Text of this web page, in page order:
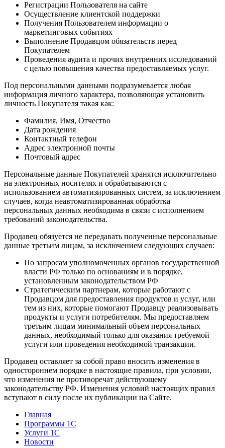
Регистрации Пользователя на сайте
Осуществление клиентской поддержки
Получения Пользователем информации о
маркетинговых событиях
Выполнение Продавцом обязательств перед
Покупателем
Проведения аудита и прочих внутренних исследований
с целью повышения качества предоставляемых услуг.
Под персональными данными подразумевается любая
информация личного характера, позволяющая установить
личность Покупателя такая как:
Фамилия, Имя, Отчество
Дата рождения
Контактный телефон
Адрес электронной почты
Почтовый адрес
Персональные данные Покупателей хранятся исключительно
на электронных носителях и обрабатываются с
использованием автоматизированных систем, за исключением
случаев, когда неавтоматизированная обработка
персональных данных необходима в связи с исполнением
требований законодательства.
Продавец обязуется не передавать полученные персональные
данные третьим лицам, за исключением следующих случаев:
По запросам уполномоченных органов государственной
власти РФ только по основаниям и в порядке,
установленным законодательством РФ
Стратегическим партнерам, которые работают с
Продавцом для предоставления продуктов и услуг, или
тем из них, которые помогают Продавцу реализовывать
продукты и услуги потребителям. Мы предоставляем
третьим лицам минимальный объем персональных
данных, необходимый только для оказания требуемой
услуги или проведения необходимой транзакции.
Продавец оставляет за собой право вносить изменения в
одностороннем порядке в настоящие правила, при условии,
что изменения не противоречат действующему
законодательству РФ. Изменения условий настоящих правил
вступают в силу после их публикации на Сайте.
Главная
Программы 1С
Услуги 1С
Новости